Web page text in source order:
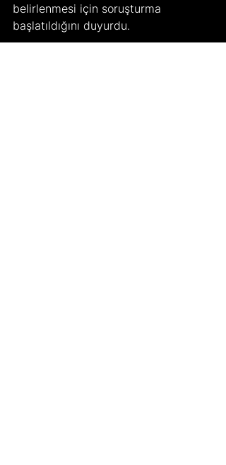
belirlenmesi için soruşturma
başlatıldığını duyurdu.